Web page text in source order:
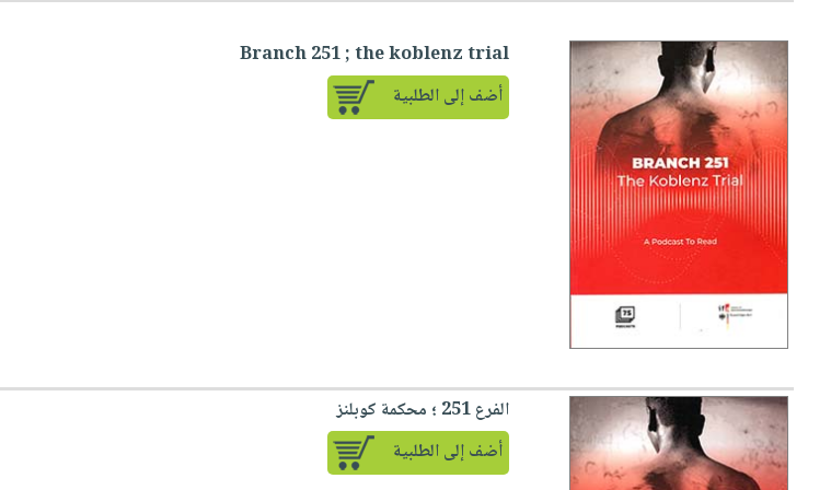
Branch 251 ; the koblenz trial
أضف إلى الطلبية
الفرع 251 ؛ محكمة كوبلنز
أضف إلى الطلبية